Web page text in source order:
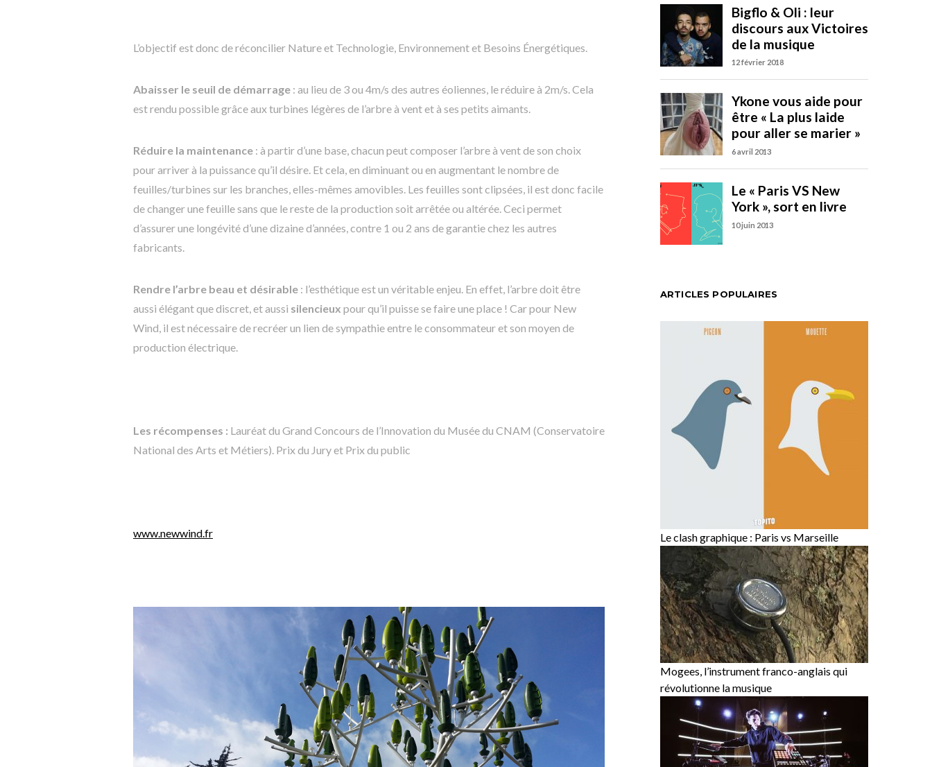
L’objectif est donc de réconcilier Nature et Technologie, Environnement et Besoins Énergétiques.
Abaisser le seuil de démarrage : au lieu de 3 ou 4m/s des autres éoliennes, le réduire à 2m/s. Cela
est rendu possible grâce aux turbines légères de l’arbre à vent et à ses petits aimants.
Réduire la maintenance : à partir d’une base, chacun peut composer l’arbre à vent de son choix
pour arriver à la puissance qu’il désire. Et cela, en diminuant ou en augmentant le nombre de
feuilles/turbines sur les branches, elles-mêmes amovibles. Les feuilles sont clipsées, il est donc facile
de changer une feuille sans que le reste de la production soit arrêtée ou altérée. Ceci permet
d’assurer une longévité d’une dizaine d’années, contre 1 ou 2 ans de garantie chez les autres
fabricants.
Rendre l’arbre beau et désirable : l’esthétique est un véritable enjeu. En effet, l’arbre doit être
aussi élégant que discret, et aussi silencieux pour qu’il puisse se faire une place ! Car pour New
Wind, il est nécessaire de recréer un lien de sympathie entre le consommateur et son moyen de
production électrique.
Les récompenses : Lauréat du Grand Concours de l’Innovation du Musée du CNAM (Conservatoire
National des Arts et Métiers). Prix du Jury et Prix du public
www.newwind.fr
ARTICLES POPULAIRES
Le clash graphique : Paris vs Marseille
Mogees, l’instrument franco-anglais qui
révolutionne la musique